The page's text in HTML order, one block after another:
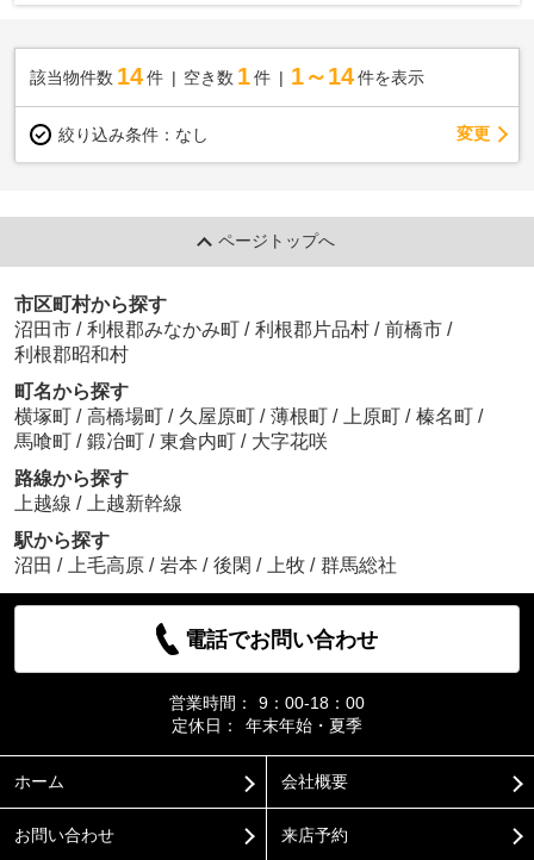
該当物件数 14件 空き数 1 件 1～14 件を表示
絞り込み条件： なし 変更
ページトップへ
市区町村から探す
沼田市 / 利根郡みなかみ町 / 利根郡片品村 / 前橋市 /
利根郡昭和村
町名から探す
横塚町 / 高橋場町 / 久屋原町 / 薄根町 / 上原町 / 榛名町 /
馬喰町 / 鍛冶町 / 東倉内町 / 大字花咲
路線から探す
上越線 /
上越新幹線
駅から探す
沼田 / 上毛高原 / 岩本 / 後閑 / 上牧 / 群馬総社
電話でお問い合わせ
営業時間：
9：00-18：00
定休日：
年末年始・夏季
ホーム 会社概要
お問い合わせ 来店予約